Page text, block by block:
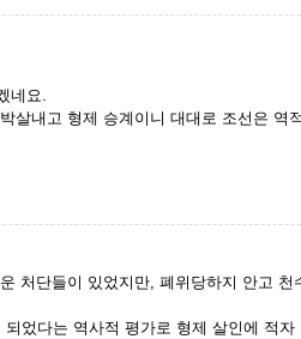
네요.
내고 형제 승계이니 대대로 조선은 역
처단들이 있었지만, 폐위당하지 안고
었다는 역사적 평가로 형제 살인에 적